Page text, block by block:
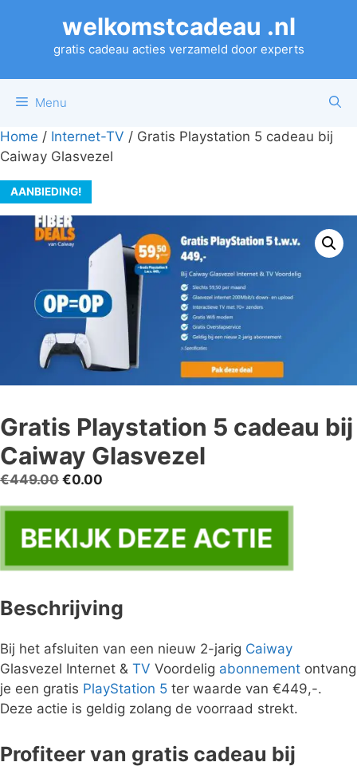
welkomstcadeau .nl
gratis cadeau acties verzameld door experts
Menu
Home / Internet-TV / Gratis Playstation 5 cadeau bij
Caiway Glasvezel
AANBIEDING!
Gratis Playstation 5 cadeau bij
Caiway Glasvezel
€449.00 Oorspronkelijke
€449.00.
€0.00
€0.00.
BEKIJK DEZE ACTIE
Beschrijving
Bij het afsluiten van een nieuw 2-jarig Caiway
Glasvezel Internet & TV Voordelig abonnement ontvang
je een gratis PlayStation 5 ter waarde van €449,-.
Deze actie is geldig zolang de voorraad strekt.
Profiteer van gratis cadeau bij